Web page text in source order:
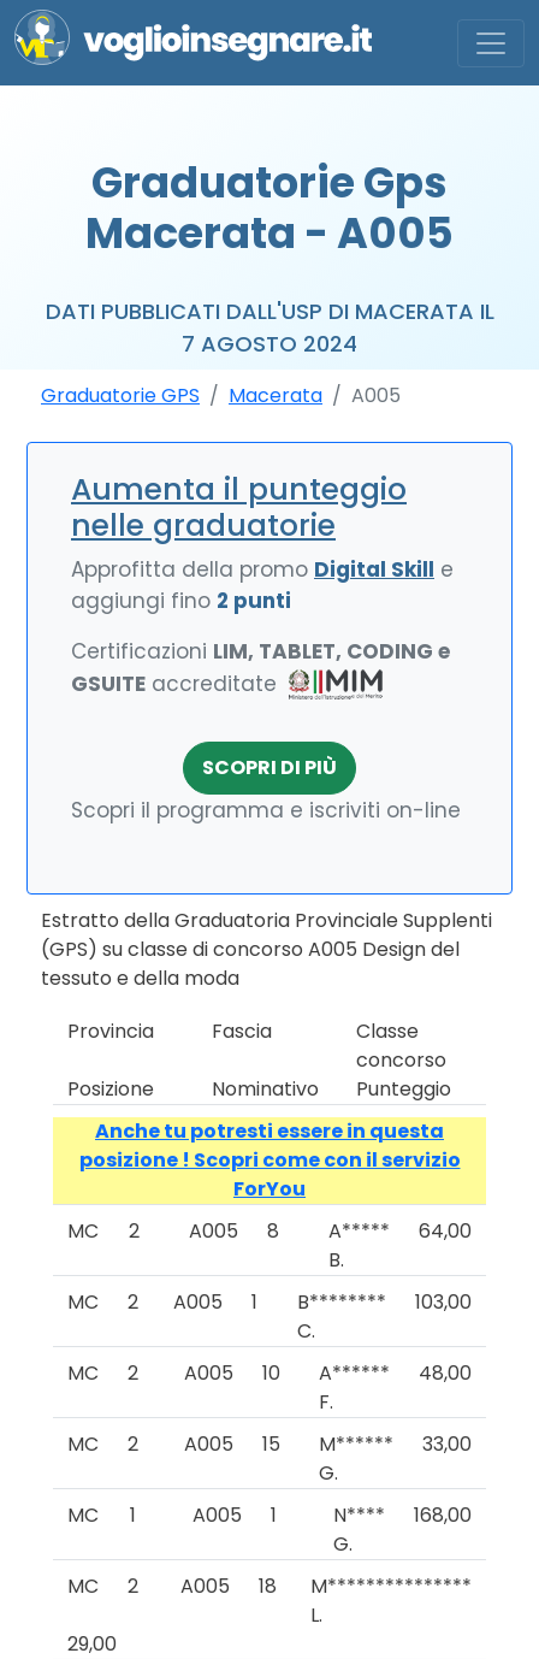
Graduatorie Gps
Macerata - A005
DATI PUBBLICATI DALL'USP DI MACERATA IL
7 AGOSTO 2024
Graduatorie GPS Macerata A005
Aumenta il punteggio
nelle graduatorie
Approfitta della promo Digital Skill e
aggiungi fino 2 punti
Certificazioni LIM, TABLET, CODING e
GSUITE accreditate
SCOPRI DI PIÙ
Scopri il programma e iscriviti on-line
Estratto della Graduatoria Provinciale Supplenti
(GPS) su classe di concorso A005 Design del
tessuto e della moda
Provincia
Fascia
Classe
concorso
Posizione
Nominativo
Punteggio
Anche tu potresti essere in questa
posizione ! Scopri come con il servizio
ForYou
MC
2 A005 8
A*****
B.
64,00
MC 2 A005 1
B********
C.
103,00
MC 2 A005 10
A******
F.
48,00
MC 2 A005 15
M******
G.
33,00
MC 1 A005 1
N****
G.
168,00
MC 2 A005 18
M***************
L.
29,00